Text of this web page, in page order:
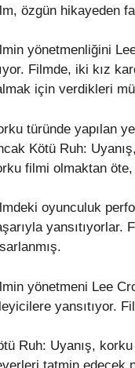
özgün hikayeden
yönetmenliğini
Filmde, iki kız
için verdikleri
türünde yapılan
Kötü Ruh:
filmi olmaktan öte,
oyunculuk
yönetmeni Lee
yansıtıyor.
Ruh: Uyanış,